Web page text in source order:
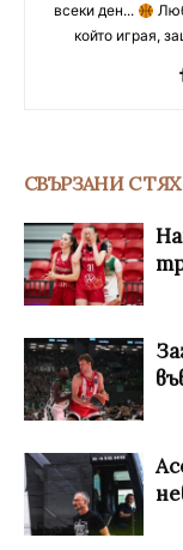
всеки ден...
който играя,
СВЪРЗАНИ С